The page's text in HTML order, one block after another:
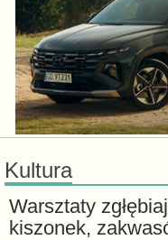
Kultura
Warsztaty
kiszonek,